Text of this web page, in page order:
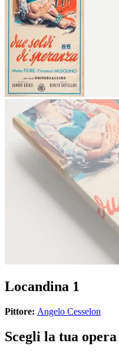
Locandina 1
Pittore: Angelo Cesselon
Scegli la tua opera